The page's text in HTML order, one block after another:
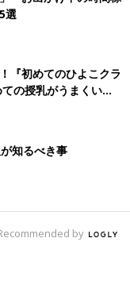
選
『初めてのひよこクラ
の授乳がうまくい
夏のトラブル 解決テ
知るべき事
by